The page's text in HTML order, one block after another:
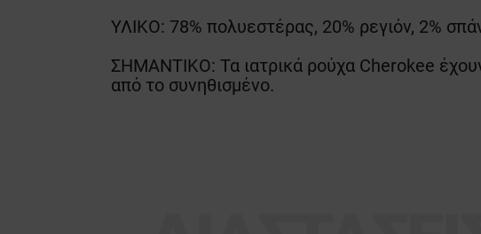
ΥΛΙΚΟ: 78% πολυεστέρας, 20% ρεγιόν, 2%
ΣΗΜΑΝΤΙΚΟ: Τα ιατρικά ρούχα Cherokee
από το συνηθισμένο.